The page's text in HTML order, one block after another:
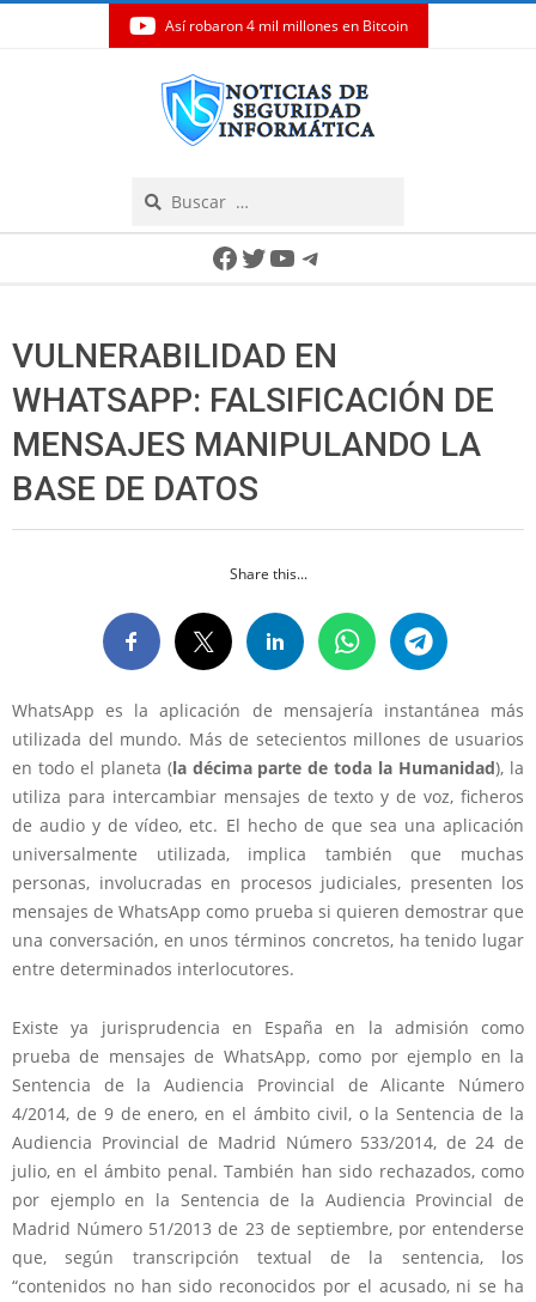
Así robaron 4 mil millones en Bitcoin
Facebook
Twitter
YouTube
Telegram
VULNERABILIDAD EN
WHATSAPP: FALSIFICACIÓN DE
MENSAJES MANIPULANDO LA
BASE DE DATOS
Share this...
WhatsApp es la aplicación de mensajería instantánea más
utilizada del mundo. Más de setecientos millones de usuarios
en todo el planeta (la décima parte de toda la Humanidad), la
utiliza para intercambiar mensajes de texto y de voz, ficheros
de audio y de vídeo, etc. El hecho de que sea una aplicación
universalmente utilizada, implica también que muchas
personas, involucradas en procesos judiciales, presenten los
mensajes de WhatsApp como prueba si quieren demostrar que
una conversación, en unos términos concretos, ha tenido lugar
entre determinados interlocutores.
Existe ya jurisprudencia en España en la admisión como
prueba de mensajes de WhatsApp, como por ejemplo en la
Sentencia de la Audiencia Provincial de Alicante Número
4/2014, de 9 de enero, en el ámbito civil, o la Sentencia de la
Audiencia Provincial de Madrid Número 533/2014, de 24 de
julio, en el ámbito penal. También han sido rechazados, como
por ejemplo en la Sentencia de la Audiencia Provincial de
Madrid Número 51/2013 de 23 de septiembre, por entenderse
que, según transcripción textual de la sentencia, los
“contenidos no han sido reconocidos por el acusado, ni se ha